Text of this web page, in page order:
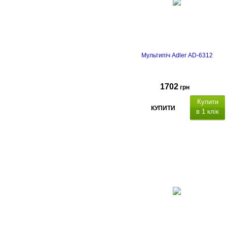
Мультипіч Adler AD-6312
1702 грн
КУПИТИ
Купити
в 1 клік